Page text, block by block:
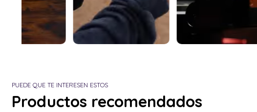
PUEDE QUE TE INTERESEN ESTOS
Productos recomendados